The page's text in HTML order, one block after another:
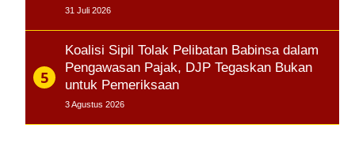
31 Juli 2026
Koalisi Sipil Tolak Pelibatan Babinsa dalam
Pengawasan Pajak, DJP Tegaskan Bukan
untuk Pemeriksaan
3 Agustus 2026